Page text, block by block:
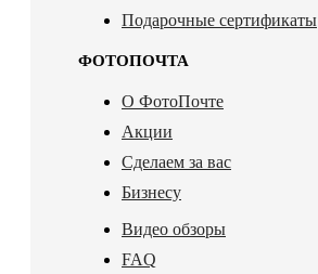
Подарочные сертификаты
ФОТОПОЧТА
О ФотоПочте
Акции
Сделаем за вас
Бизнесу
Видео обзоры
FAQ